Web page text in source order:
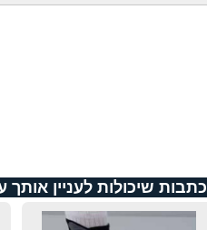
כתבות שיכולות לעניין אותך